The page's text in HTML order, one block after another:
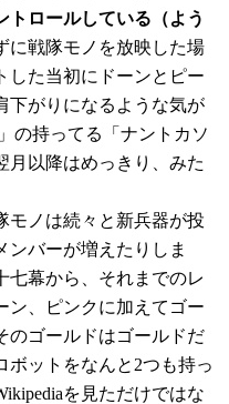
トロールしている（よう
に戦隊モノを放映した場
した当初にドーンとピー
下がりになるような気が
の持ってる「ナントカソ
月以降はめっきり、みた
モノは続々と新兵器が投
ンバーが増えたりしま
七幕から、それまでのレ
ン、ピンクに加えてゴー
のゴールドはゴールドだ
ボットをなんと2つも持っ
を見ただけではな